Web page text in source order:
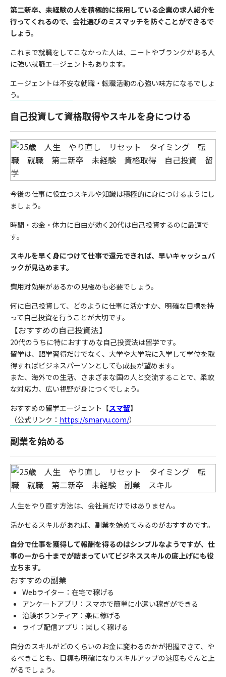
第二新卒、未経験の人を積極的に採用している企業の求人紹介を
行ってくれるので、会社選びのミスマッチを防ぐことができるで
しょう。
これまで就職をしてこなかった人は、ニートやブランクがある人
に強い就職エージェントもあります。
エージェントは不安な就職・転職活動の心強い味方になるでしょ
う。
自己投資して資格取得やスキルを身につける
今後の仕事に役立つスキルや知識は積極的に身につけるようにし
ましょう。
時間・お金・体力に自由が効く20代は自己投資するのに最適で
す。
スキルを早く身につけて仕事で還元できれば、早いキャッシュバ
ックが見込めます。
費用対効果があるかの見極めも必要でしょう。
何に自己投資して、どのように仕事に活かすか、明確な目標を持
って自己投資を行うことが大切です。
【おすすめの自己投資法】
20代のうちに特におすすめな自己投資法は留学です。
留学は、語学習得だけでなく、大学や大学院に入学して学位を取
得すればビジネスパーソンとしても成長が望めます。
また、海外での生活、さまざまな国の人と交流することで、柔軟
な対応力、広い視野が身につくでしょう。
おすすめの留学エージェント 【スマ留】
（公式リンク： https://smaryu.com/）
副業を始める
人生をやり直す方法は、会社員だけではありません。
活かせるスキルがあれば、副業を始めてみるのがおすすめです。
自分で仕事を獲得して報酬を得るのはシンプルなようですが、仕
事の一から十までが詰まっていてビジネススキルの底上げにも役
立ちます。
おすすめの副業
Webライター：在宅で稼げる
アンケートアプリ：スマホで簡単に小遣い稼ぎができる
治験ボランティア：楽に稼げる
ライブ配信アプリ：楽しく稼げる
自分のスキルがどのくらいのお金に変わるのかが把握できて、や
るべきことも、目標も明確になりスキルアップの速度もぐんと上
がるでしょう。